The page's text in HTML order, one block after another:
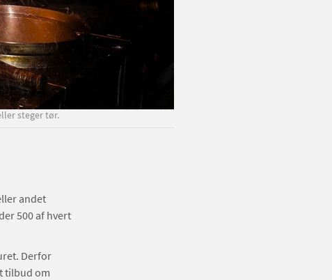
steger tør.
andet
500 af hvert
Derfor
tilbud om